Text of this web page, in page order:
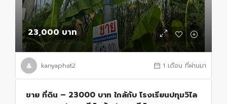
23,000 บาท
kanyaphat2 1 เดือน ที่ผ่านมา
ขาย ที่ดิน – 23000 บาท ใกล้กับ โรงเรียนปทุมวิไล